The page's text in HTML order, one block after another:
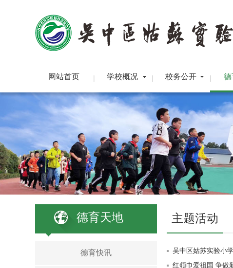
网站首页 | 学校概况 | 校务公开 | 德
德育天地
德育快讯
主题活动
吴中区姑苏实验小
红领巾爱祖国 争